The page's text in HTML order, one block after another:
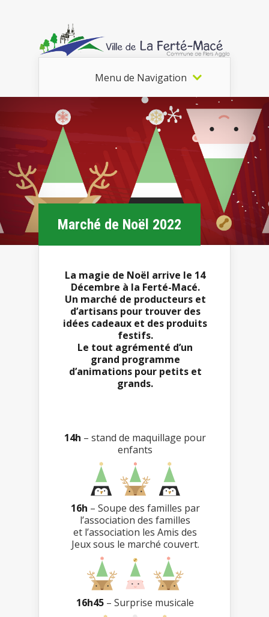
Menu de Navigation
Marché de Noël 2022
La magie de Noël arrive le 14
Décembre à la Ferté-Macé.
Un marché de producteurs et
d’artisans pour trouver des
idées cadeaux et des produits
festifs.
Le tout agrémenté d’un
grand programme
d’animations pour petits et
grands.
14h – stand de maquillage pour
enfants
16h – Soupe des familles par
l’association des familles
et l’association les Amis des
Jeux sous le marché couvert.
16h45 – Surprise musicale